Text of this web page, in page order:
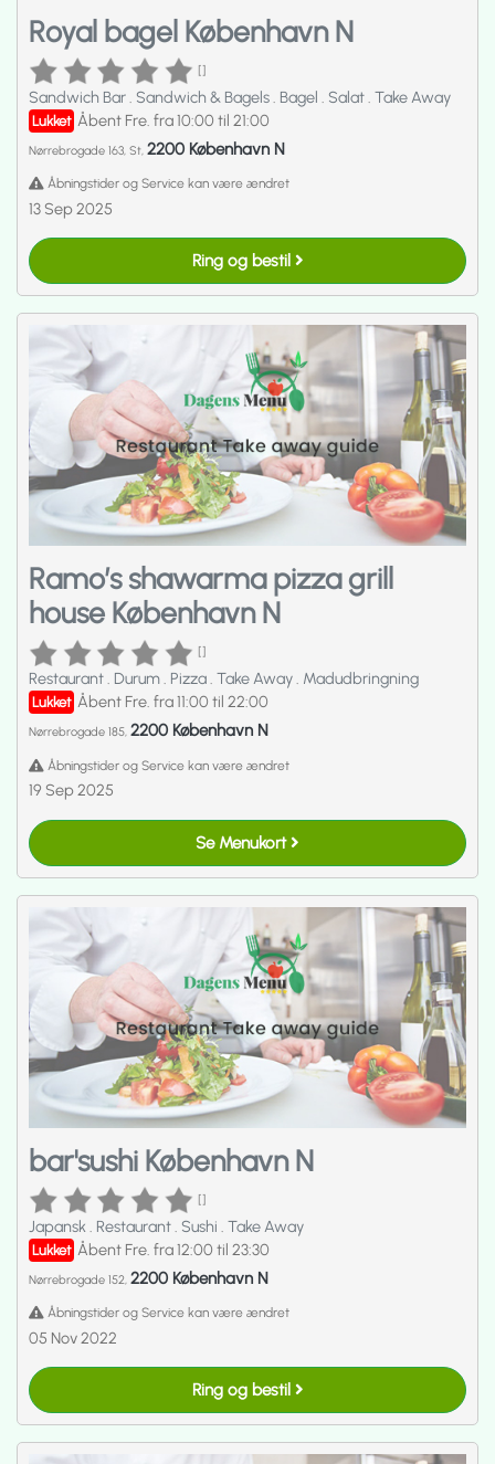
Royal bagel København N
[]
Sandwich Bar. Sandwich & Bagels. Bagel . Salat. Take Away
Lukket Åbent Fre. fra 10:00 til 21:00
Nørrebrogade 163, St, 2200 København N
Åbningstider og Service kan være ændret
13 Sep 2025
Ring og bestil
Ramo’s shawarma pizza grill
house København N
[]
Restaurant. Durum. Pizza. Take Away. Madudbringning
Lukket Åbent Fre. fra 11:00 til 22:00
Nørrebrogade 185, 2200 København N
Åbningstider og Service kan være ændret
19 Sep 2025
Se Menukort
bar'sushi København N
[]
Japansk. Restaurant. Sushi . Take Away
Lukket Åbent Fre. fra 12:00 til 23:30
Nørrebrogade 152, 2200 København N
Åbningstider og Service kan være ændret
05 Nov 2022
Ring og bestil